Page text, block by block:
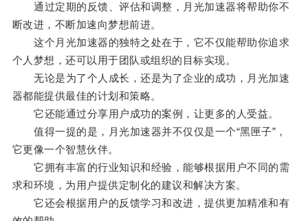
通过定期的反馈、评估和调整，月光加速器将帮助你不
断改进，不断加速向梦想前进。
这个月光加速器的独特之处在于，它不仅能帮助你追求
个人梦想，还可以用于团队或组织的目标实现。
无论是为了个人成长，还是为了企业的成功，月光加速
器都能提供最佳的计划和策略。
它还能通过分享用户成功的案例，让更多的人受益。
值得一提的是，月光加速器并不仅仅是一个“黑匣子”，
它更像一个智慧伙伴。
它拥有丰富的行业知识和经验，能够根据用户不同的需
求和环境，为用户提供定制化的建议和解决方案。
它还会根据用户的反馈学习和改进，提供更加精准和有